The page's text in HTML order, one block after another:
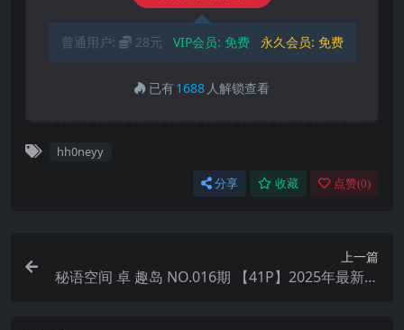
普通用户: 28元 VIP会员: 免费 永久会员: 免费
已有1688 人解锁查看
hh0neyy
分享 收藏 点赞(0)
上一篇
秘语空间 卓 趣岛 NO.016期 【41P】2025年最新完